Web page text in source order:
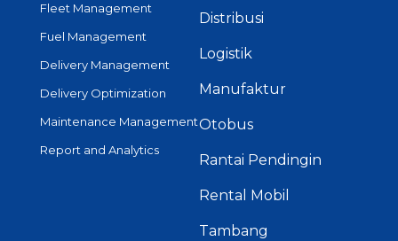
Fleet Management
Fuel Management
Delivery Management
Delivery Optimization
Maintenance Management
Report and Analytics
Distribusi
Logistik
Manufaktur
Otobus
Rantai Pendingin
Rental Mobil
Tambang